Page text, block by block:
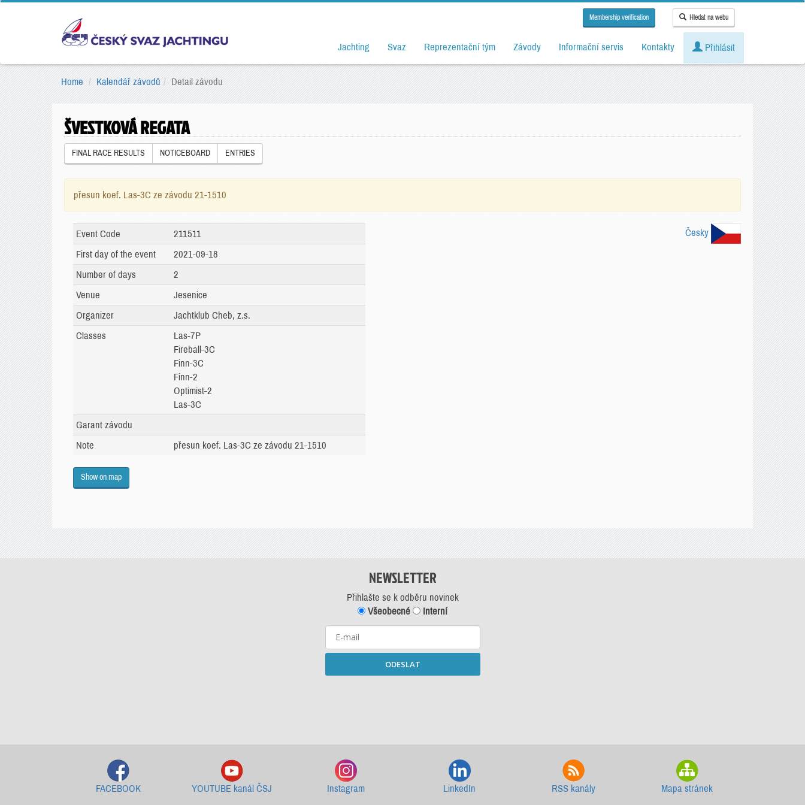
Membership verification Hledat na webu
Jachting Svaz Reprezentační tým Závody Informační servis Kontakty Přihlásit
Home Kalendář závodů Detail závodu
ŠVESTKOVÁ REGATA
FINAL RACE RESULTS NOTICEBOARD ENTRIES
přesun koef. Las-3C ze závodu 21-1510
Česky
Event Code
211511
First day of the event
2021-09-18
Number of days
2
Venue
Jesenice
Organizer
Jachtklub Cheb, z.s.
Classes
Las-7P
Fireball-3C
Finn-3C
Finn-2
Optimist-2
Las-3C
Garant závodu
Note
přesun koef. Las-3C ze závodu 21-1510
Show on map
NEWSLETTER
Přihlašte se k odběru novinek
Všeobecné
Interní
ODESLAT
FACEBOOK YOUTUBE kanál ČSJ Instagram LinkedIn RSS kanály Mapa stránek